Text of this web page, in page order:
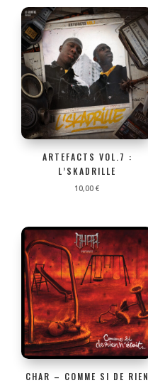
ARTEFACTS VOL.7 :
L’SKADRILLE
10,00€
CHAR – COMME SI DE RIEN